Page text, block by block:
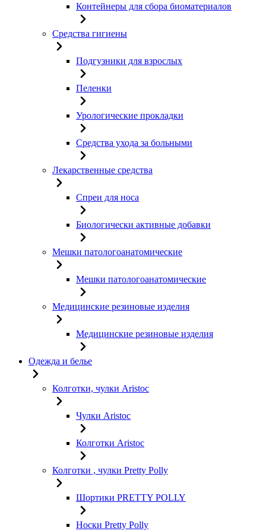
Контейнеры для сбора биоматериалов
Средства гигиены
Подгузники для взрослых
Пеленки
Урологические прокладки
Средства ухода за больными
Лекарственные средства
Спреи для носа
Биологически активные добавки
Мешки патологоанатомические
Мешки патологоанатомические
Медицинские резиновые изделия
Медицинские резиновые изделия
Одежда и белье
Колготки, чулки Aristoc
Чулки Aristoc
Колготки Aristoc
Колготки , чулки Pretty Polly
Шортики PRETTY POLLY
Носки Pretty Polly